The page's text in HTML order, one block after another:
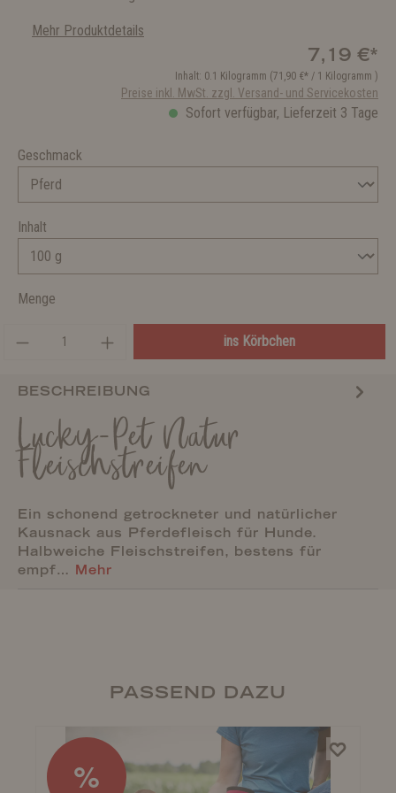
Mehr Produktdetails
7,19 €*
Inhalt: 0.1 Kilogramm (71,90 €* / 1 Kilogramm )
Preise inkl. MwSt. zzgl. Versand- und Servicekosten
Sofort verfügbar, Lieferzeit 3 Tage
Geschmack
Inhalt
Menge
ins Körbchen
BESCHREIBUNG
Lucky-Pet Natur
Fleischstreifen
Ein schonend getrockneter und natürlicher
Kausnack aus Pferdefleisch für Hunde.
Halbweiche Fleischstreifen, bestens für
empf… Mehr
PASSEND DAZU
%